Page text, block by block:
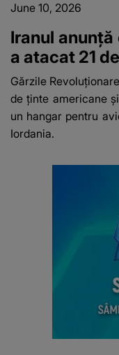
June 10, 2026
Iranul
a atacat 21
Gărzile
de ținte americane
un hangar pentru
Iordania.